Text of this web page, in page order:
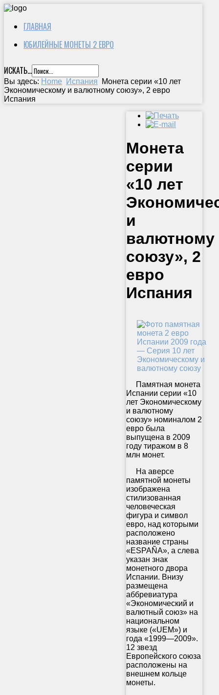
ГЛАВНАЯ
ЮБИЛЕЙНЫЕ МОНЕТЫ 2 ЕВРО
ИСКАТЬ...
Вы здесь: Home Испания
Монета серии «10 лет
Экономическому и валютному союзу», 2 евро
Испания
Монета
серии
«10 лет
и
валютному
союзу», 2
евро
Испания
Памятная монета
Испании серии «10
лет Экономическому
и валютному
союзу» номиналом 2
евро была
выпущена в 2009
году тиражом в 8
млн монет.
На аверсе
памятной монеты
изображена
стилизованная
человеческая
фигура и символ
евро, над которыми
расположено
название страны
«ESPAÑA», а слева
указан знак
монетного двора
Испании. Внизу
размещена
аббревиатура
«Экономический и
валютный союз» на
национальном
языке («UEM») и
года «1999—2009».
12 звезд
Европейского союза
расположены на
внешнем кольце
монеты.